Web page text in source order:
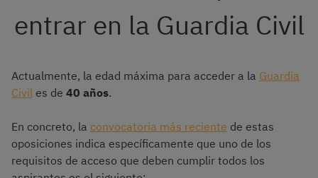
entrar en la Guardia Civil
Actualmente, la edad máxima para acceder a la Guardia
Civil es de 40 años.
En concreto, la convocatoria más reciente de estas
oposiciones indica específicamente que uno de los
requisitos de acceso que deben cumplir todos los